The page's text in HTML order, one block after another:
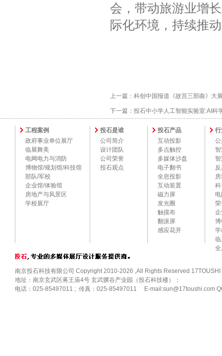
会，带动旅游业增
际化环境，持续推
上一篇： 科创中国报道《故宫三部曲》大
下一篇： 投石中小学人工智能实验室:AI科
工程案例
政府事业单位展厅
临展舞美
电网电力与消防
博物馆/规划馆/科技馆
部队/军校
企业馆/体验馆
房地产与风景区
学校展厅
投石是谁
公司简介
设计团队
公司荣誉
投石观点
投石产品
互动投影
多点触控
多媒体沙盘
电子翻书
全息投影
互动装置
磁力屏
发光圈
触摸布
翻滚屏
感应花开
南京投石科技有限公司 Copyright 2010-2026 ,All Rights Reserved 17TOUSHI
地址：南京玄武区蒋王庙4号 玄武骥谷产业园（投石科技楼）；
电话：025-85497011 ; 传真：025-85497011 E-mail:sun@17toushi.com